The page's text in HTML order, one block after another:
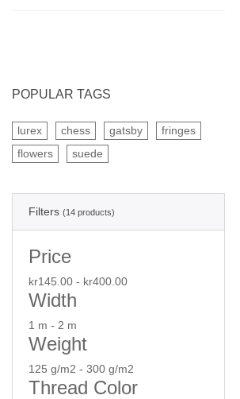
POPULAR TAGS
lurex chess gatsby
fringes
flowers
suede
Filters (14 products)
Price
kr145.00 - kr400.00
Width
1 m - 2 m
Weight
125 g/m2 - 300 g/m2
Thread Color